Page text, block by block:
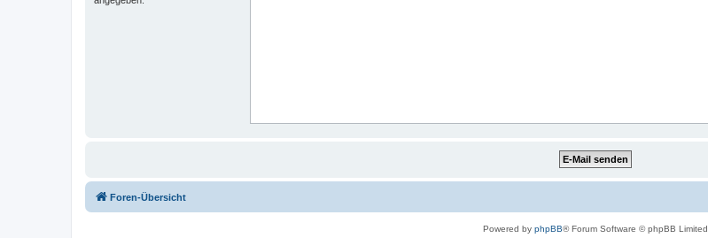
Foren-Übersicht
Powered by phpBB® Forum Software © phpBB Limited